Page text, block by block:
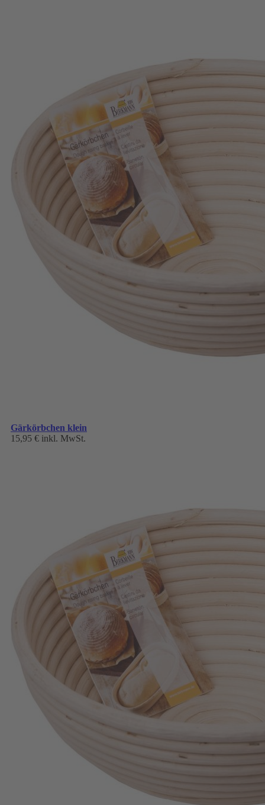
Gärkörbchen klein
15,95 € inkl. MwSt.